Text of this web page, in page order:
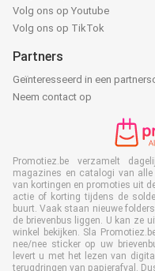
Volg ons op Youtube
Volg ons op TikTok
Partners
Geïnteresseerd in een
Neem contact op
Promotiez.be verzamelt
magazines en catalogi van
van kortingen en promoties uit
actie of korting tijdens de
buurt. Vaak staan nieuwe
de brievenbus liggen. U kan ze
winkel bekijken. Sla
nee/nee sticker op uw
levert u met het lezen van
terugdringen van papierafval.